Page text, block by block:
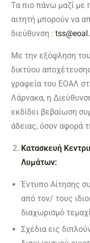
Τα πιο πάνω μαζί με
αιτητή μπορούν να
διεύθυνση :
Με την εξόφληση
δικτύου
γραφεία του ΕΟΑΛ
Λάρνακα, η
εκδίδει βεβαίωση
άδειας, όσον αφορά
Κατασκευή
Λυμάτων:
Έντυπο Αίτησης
από τον/ τους
διαχωρισμό
Σχέδια εις